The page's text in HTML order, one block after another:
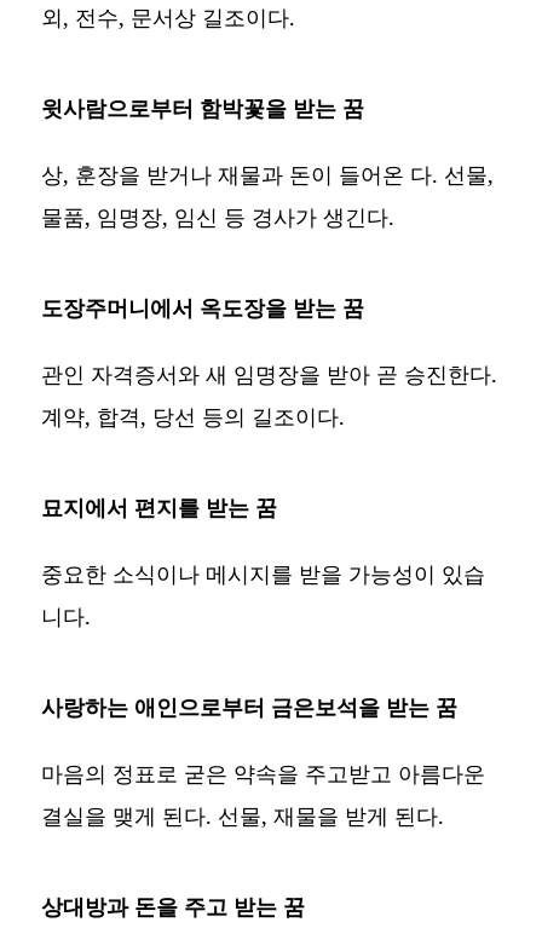
외, 전수, 문서상 길조이다.
윗사람으로부터 함박꽃을 받는 꿈
상, 훈장을 받거나 재물과 돈이 들어온 다. 선물,
물품, 임명장, 임신 등 경사가 생긴다.
도장주머니에서 옥도장을 받는 꿈
관인 자격증서와 새 임명장을 받아 곧 승진한다.
계약, 합격, 당선 등의 길조이다.
묘지에서 편지를 받는 꿈
중요한 소식이나 메시지를 받을 가능성이 있습
니다.
사랑하는 애인으로부터 금은보석을 받는 꿈
마음의 정표로 굳은 약속을 주고받고 아름다운
결실을 맺게 된다. 선물, 재물을 받게 된다.
상대방과 돈을 주고 받는 꿈